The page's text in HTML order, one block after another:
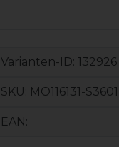
Varianten-ID: 132926
SKU: MO116131-
EAN: